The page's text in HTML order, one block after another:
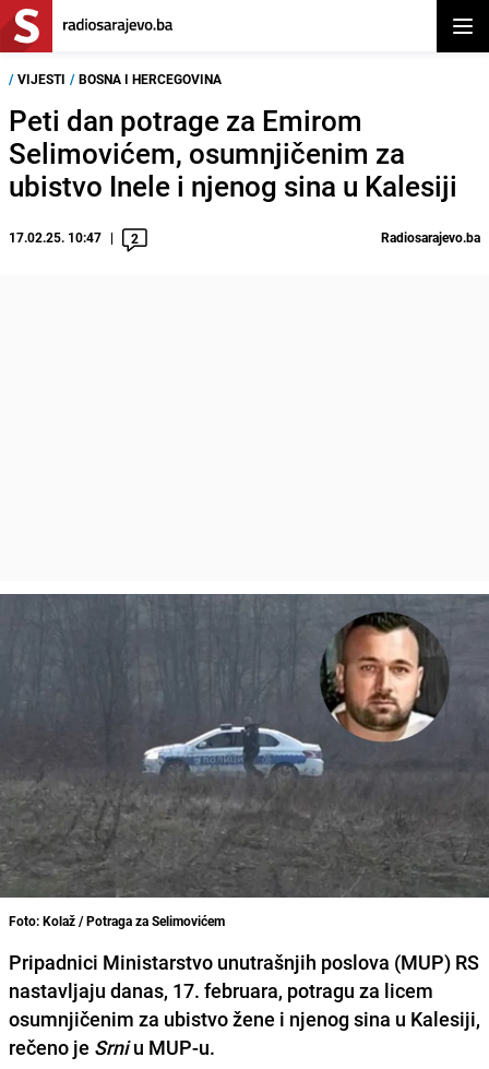
/ VIJESTI / BOSNA I HERCEGOVINA
Peti dan potrage za Emirom
Selimovićem, osumnjičenim za
ubistvo Inele i njenog sina u Kalesiji
17.02.25. 10:47 2 Radiosarajevo.ba
Foto: Kolaž / Potraga za Selimovićem
Pripadnici Ministarstvo unutrašnjih poslova (MUP) RS
nastavljaju danas, 17. februara, potragu za licem
osumnjičenim za ubistvo žene i njenog sina u Kalesiji,
rečeno je Srniu MUP-u.